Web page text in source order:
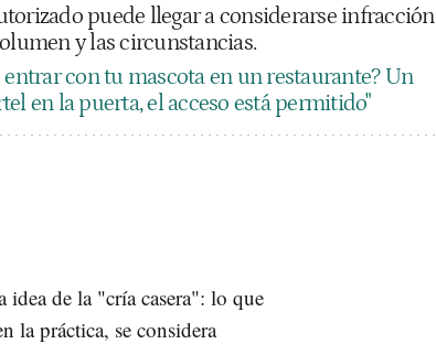
puede llegar a considerarse infracción
y las circunstancias.
entrar con tu mascota en un restaurante? Un
en la puerta, el acceso está permitido"
de la "cría casera": lo que
la práctica, se considera